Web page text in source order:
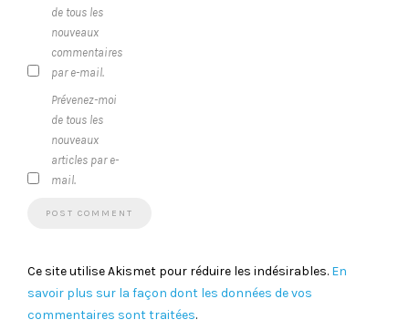
de tous les
nouveaux
commentaires
par e-mail.
Prévenez-moi
de tous les
nouveaux
articles par e-
mail.
Ce site utilise Akismet pour réduire les indésirables. En
savoir plus sur la façon dont les données de vos
commentaires sont traitées.